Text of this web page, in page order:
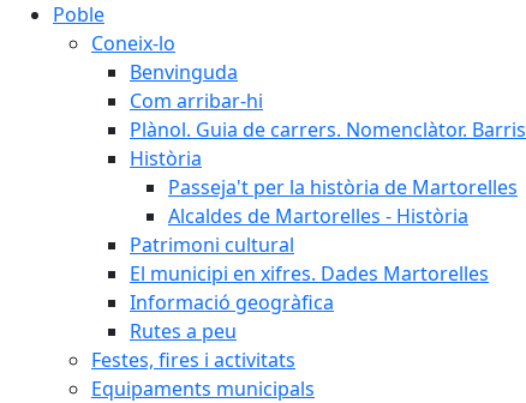
Poble
Coneix-lo
Benvinguda
Com arribar-hi
Plànol. Guia de carrers. Nomenclàtor. Barris
Història
Passeja't per la història de Martorelles
Alcaldes de Martorelles - Història
Patrimoni cultural
El municipi en xifres. Dades Martorelles
Informació geogràfica
Rutes a peu
Festes, fires i activitats
Equipaments municipals